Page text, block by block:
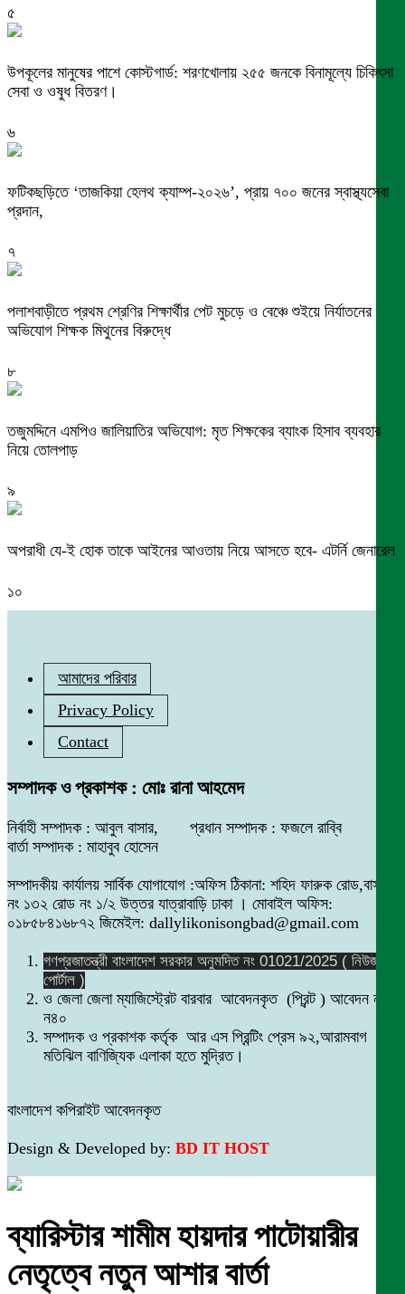
৫
উপকূলের মানুষের পাশে কোস্টগার্ড: শরণখোলায় ২৫৫ জনকে বিনামূল্যে চিকিৎসা
সেবা ও ওষুধ বিতরণ।
৬
ফটিকছড়িতে ‘তাজকিয়া হেলথ ক্যাম্প-২০২৬’, প্রায় ৭০০ জনের স্বাস্থ্যসেবা
প্রদান,
৭
পলাশবাড়ীতে প্রথম শ্রেণির শিক্ষার্থীর পেট মুচড়ে ও বেঞ্চে শুইয়ে নির্যাতনের
অভিযোগ শিক্ষক মিথুনের বিরুদ্ধে
৮
তজুমদ্দিনে এমপিও জালিয়াতির অভিযোগ: মৃত শিক্ষকের ব্যাংক হিসাব ব্যবহার
নিয়ে তোলপাড়
৯
অপরাধী যে-ই হোক তাকে আইনের আওতায় নিয়ে আসতে হবে- এটর্নি জেনারেল
১০
আমাদের পরিবার
Privacy Policy
Contact
সম্পাদক ও প্রকাশক : মোঃ রানা আহমেদ
নির্বাহী সম্পাদক : আবুল বাসার, প্রধান সম্পাদক : ফজলে রাব্বি
বার্তা সম্পাদক : মাহাবুব হোসেন
সম্পাদকীয় কার্যালয় সার্বিক যোগাযোগ :অফিস ঠিকানা: শহিদ ফারুক রোড,বাসা
নং ১৩২ রোড নং ১/২ উত্তর যাত্রাবাড়ি ঢাকা । মোবাইল অফিস:
০১৮৫৮৪১৬৮৭২ জিমেইল: dallylikonisongbad@gmail.com
গণপ্রজাতন্ত্রী বাংলাদেশ সরকার অনুমদিত নং 01021/2025 ( নিউজ
পোর্টাল )
ও জেলা জেলা ম্যাজিস্ট্রেট বারবার আবেদনকৃত (প্রিন্ট ) আবেদন নং
ন৪০
সম্পাদক ও প্রকাশক কর্তৃক আর এস প্রিন্টিং প্রেস ৯২,আরামবাগ
মতিঝিল বাণিজ্যিক এলাকা হতে মুদ্রিত।
বাংলাদেশ কপিরাইট আবেদনকৃত
Design & Developed by: BD IT HOST
ব্যারিস্টার শামীম হায়দার পাটোয়ারীর
নেতৃত্বে নতুন আশার বার্তা